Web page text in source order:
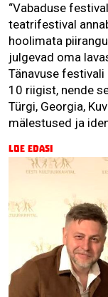
“Vabaduse
teatrifestival
hoolimata
julgevad oma
Tänavuse
10 riigist, nende
Türgi, Georgia,
mälestused ja
Loe edasi